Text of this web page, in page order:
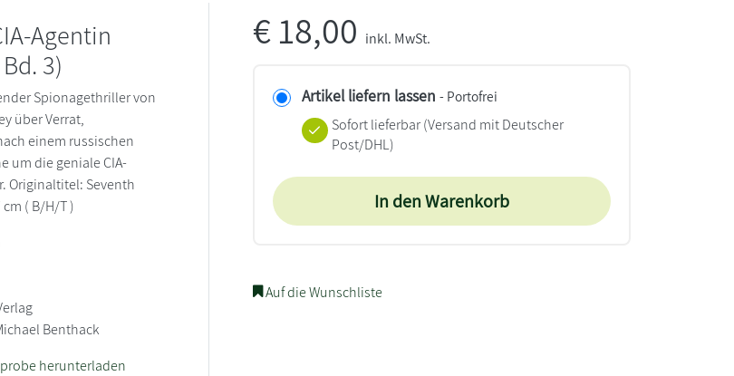
Agentin
3)
Spionagethriller von
über Verrat,
einem russischen
um die geniale CIA-
Originaltitel: Seventh
( B/H/T )
Benthack
herunterladen
€18,00 inkl. MwSt.
Artikel liefern lassen - Portofrei
Sofort lieferbar(Versand mit Deutscher
Post/DHL)
In den Warenkorb
Auf die Wunschliste